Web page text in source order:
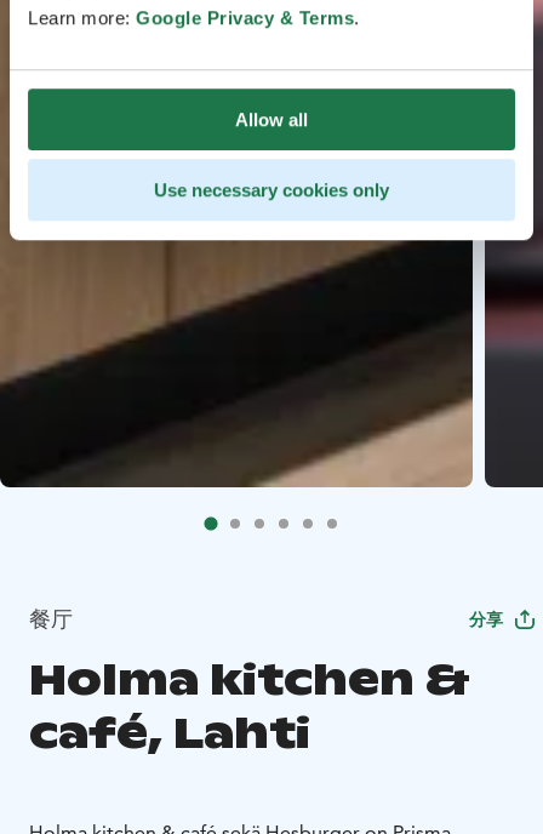
Learn more: Google Privacy & Terms.
Allow all
Use necessary cookies only
餐厅 分享
Holma kitchen &
café, Lahti